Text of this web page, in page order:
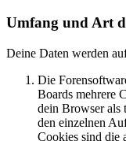
Umfang und Art
Deine Daten werden
Die
Boards mehrere
dein Browser als
den einzelnen
Cookies sind die